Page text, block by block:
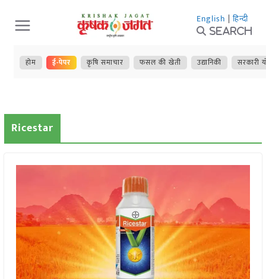
Skip
to
content
English | हिन्दी
Search
होम ई-पेपर कृषि समाचार फसल की खेती उद्यानिकी सरकारी
Ricestar